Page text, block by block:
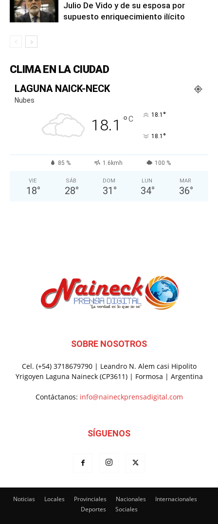
Julio De Vido y de su esposa por
supuesto enriquecimiento ilícito
CLIMA EN LA CIUDAD
LAGUNA NAICK-NECK
Nubes
18.1 °C 18.1 °
18.1 °
85 % 1.6kmh 100 %
VIE
18°
SÁB
28°
DOM
31 °
LUN
34°
MAR
36°
SOBRE NOSOTROS
Cel. (+54) 3718679790 | Leandro N. Alem casi Hipolito
Yrigoyen Laguna Naineck (CP3611) | Formosa | Argentina
Contáctanos: info@naineckprensadigital.com
SÍGUENOS
Noticias Locales Provinciales Nacionales
Internacionales
Deportes
Sociales